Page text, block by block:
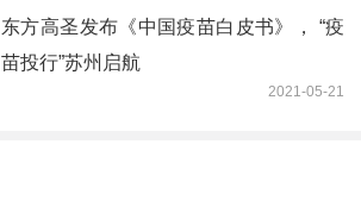
东方高圣发布《中国疫苗白皮书》， “疫
苗投行”苏州启航
2021-05-21